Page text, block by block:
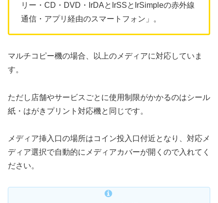
リー・CD・DVD・IrDAとIrSSとIrSimpleの赤外線
通信・アプリ経由のスマートフォン」。
マルチコピー機の場合、以上のメディアに対応していま
す。
ただし店舗やサービスごとに使用制限がかかるのはシール
紙・はがきプリント対応機と同じです。
メディア挿入口の場所はコイン投入口付近となり、対応メ
ディア選択で自動的にメディアカバーが開くので入れてく
ださい。